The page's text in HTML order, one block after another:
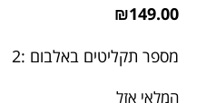
₪149.00
מספר תקליטים באלבום :2
המלאי אזל